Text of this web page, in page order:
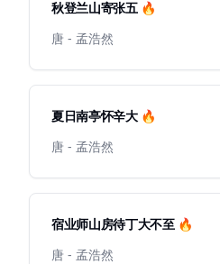
秋登兰山寄张五 🔥
唐 - 孟浩然
夏日南亭怀辛大 🔥
唐 - 孟浩然
宿业师山房待丁大不至 🔥
唐 - 孟浩然